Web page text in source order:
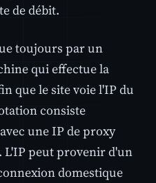
de débit.
toujours par un
qui effectue la
que le site voie l'IP du
consiste
une IP de proxy
L'IP peut provenir d'un
domestique